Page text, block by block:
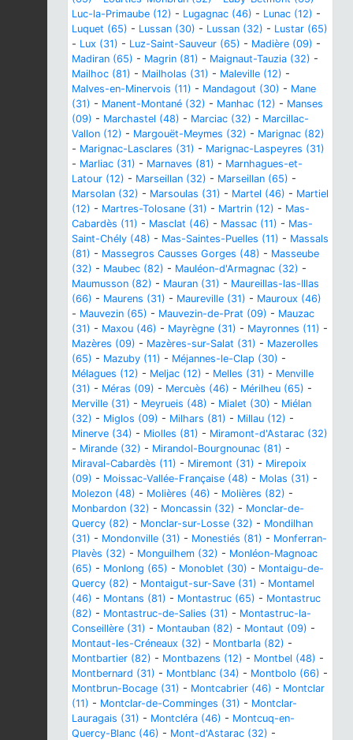
Luc-la-Primaube (12) - Lugagnac (46) - Lunac (12) -
Luquet (65) - Lussan (30) - Lussan (32) - Lustar (65)
- Lux (31) - Luz-Saint-Sauveur (65) - Madière (09) -
Madiran (65) - Magrin (81) - Maignaut-Tauzia (32) -
Mailhoc (81) - Mailholas (31) - Maleville (12) -
Malves-en-Minervois (11) - Mandagout (30) - Mane
(31) - Manent-Montané (32) - Manhac (12) - Manses
(09) - Marchastel (48) - Marciac (32) - Marcillac-
Vallon (12) - Margouët-Meymes (32) - Marignac (82)
- Marignac-Lasclares (31) - Marignac-Laspeyres (31)
- Marliac (31) - Marnaves (81) - Marnhagues-et-
Latour (12) - Marseillan (32) - Marseillan (65) -
Marsolan (32) - Marsoulas (31) - Martel (46) - Martiel
(12) - Martres-Tolosane (31) - Martrin (12) - Mas-
Cabardès (11) - Masclat (46) - Massac (11) - Mas-
Saint-Chély (48) - Mas-Saintes-Puelles (11) - Massals
(81) - Massegros Causses Gorges (48) - Masseube
(32) - Maubec (82) - Mauléon-d'Armagnac (32) -
Maumusson (82) - Mauran (31) - Maureillas-las-Illas
(66) - Maurens (31) - Maureville (31) - Mauroux (46)
- Mauvezin (65) - Mauvezin-de-Prat (09) - Mauzac
(31) - Maxou (46) - Mayrègne (31) - Mayronnes (11) -
Mazères (09) - Mazères-sur-Salat (31) - Mazerolles
(65) - Mazuby (11) - Méjannes-le-Clap (30) -
Mélagues (12) - Meljac (12) - Melles (31) - Menville
(31) - Méras (09) - Mercuès (46) - Mérilheu (65) -
Merville (31) - Meyrueis (48) - Mialet (30) - Miélan
(32) - Miglos (09) - Milhars (81) - Millau (12) -
Minerve (34) - Miolles (81) - Miramont-d'Astarac (32)
- Mirande (32) - Mirandol-Bourgnounac (81) -
Miraval-Cabardès (11) - Miremont (31) - Mirepoix
(09) - Moissac-Vallée-Française (48) - Molas (31) -
Molezon (48) - Molières (46) - Molières (82) -
Monbardon (32) - Moncassin (32) - Monclar-de-
Quercy (82) - Monclar-sur-Losse (32) - Mondilhan
(31) - Mondonville (31) - Monestiés (81) - Monferran-
Plavès (32) - Monguilhem (32) - Monléon-Magnoac
(65) - Monlong (65) - Monoblet (30) - Montaigu-de-
Quercy (82) - Montaigut-sur-Save (31) - Montamel
(46) - Montans (81) - Montastruc (65) - Montastruc
(82) - Montastruc-de-Salies (31) - Montastruc-la-
Conseillère (31) - Montauban (82) - Montaut (09) -
Montaut-les-Créneaux (32) - Montbarla (82) -
Montbartier (82) - Montbazens (12) - Montbel (48) -
Montbernard (31) - Montblanc (34) - Montbolo (66) -
Montbrun-Bocage (31) - Montcabrier (46) - Montclar
(11) - Montclar-de-Comminges (31) - Montclar-
Lauragais (31) - Montcléra (46) - Montcuq-en-
Quercy-Blanc (46) - Mont-d'Astarac (32) -